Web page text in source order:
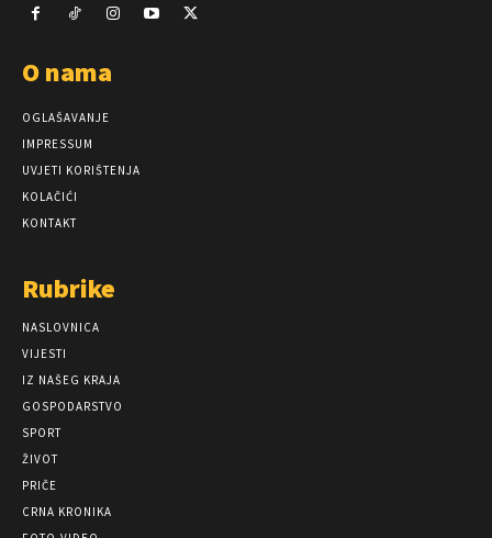
O nama
OGLAŠAVANJE
IMPRESSUM
UVJETI KORIŠTENJA
KOLAČIĆI
KONTAKT
Rubrike
NASLOVNICA
VIJESTI
IZ NAŠEG KRAJA
GOSPODARSTVO
SPORT
ŽIVOT
PRIČE
CRNA KRONIKA